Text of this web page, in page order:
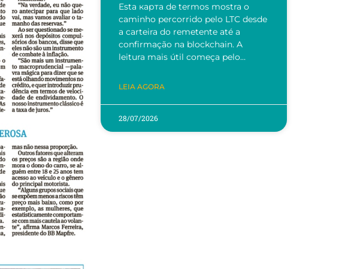
Esta карта de termos mostra o
caminho percorrido pelo LTC desde
a carteira do remetente até a
confirmação na blockchain. A
leitura mais útil começa pelo…
LEIA AGORA
28/07/2026